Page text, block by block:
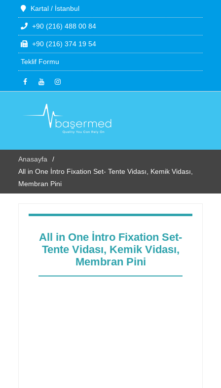
Kartal / İstanbul
+90 (216) 488 00 84
+90 (216) 374 19 54
Teklif Formu
Anasayfa
All in One İntro Fixation Set- Tente Vidası, Kemik Vidası,
Membran Pini
All in One İntro Fixation Set-
Tente Vidası, Kemik Vidası,
Membran Pini